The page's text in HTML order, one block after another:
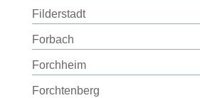
Filderstadt
Forbach
Forchheim
Forchtenberg